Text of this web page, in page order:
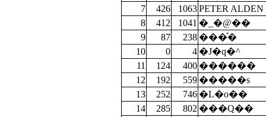
7
426 1063 PETER ALDEN
8
412 1041 �_�@��
9
87 238 ���ͤ�
10
0 4 �J�q�^
11
124 400 ������
12
192 559 �����s
13
252 746 �L�o��
14
285 802 ���Q��